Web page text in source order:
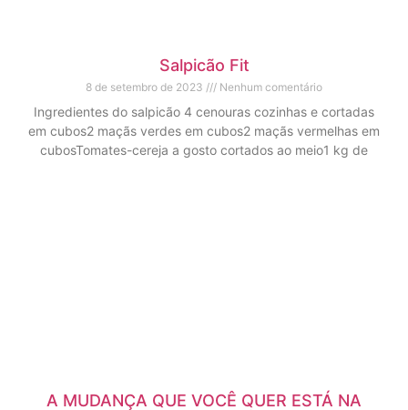
Salpicão Fit
8 de setembro de 2023 Nenhum comentário
Ingredientes do salpicão 4 cenouras cozinhas e cortadas
em cubos2 maçãs verdes em cubos2 maçãs vermelhas em
cubosTomates-cereja a gosto cortados ao meio1 kg de
A MUDANÇA QUE VOCÊ QUER ESTÁ NA